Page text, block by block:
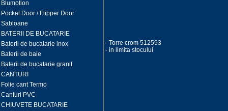
Blumotion
Pocket Door / Flipper Door
Sabloane
BATERII DE BUCATARIE
Baterii de bucatarie inox
Baterii de baie
Baterii de bucatarie granit
CANTURI
Folie cant Termo
Canturi PVC
CHIUVETE BUCATARIE
- Torre crom 512593
- in limita stocului